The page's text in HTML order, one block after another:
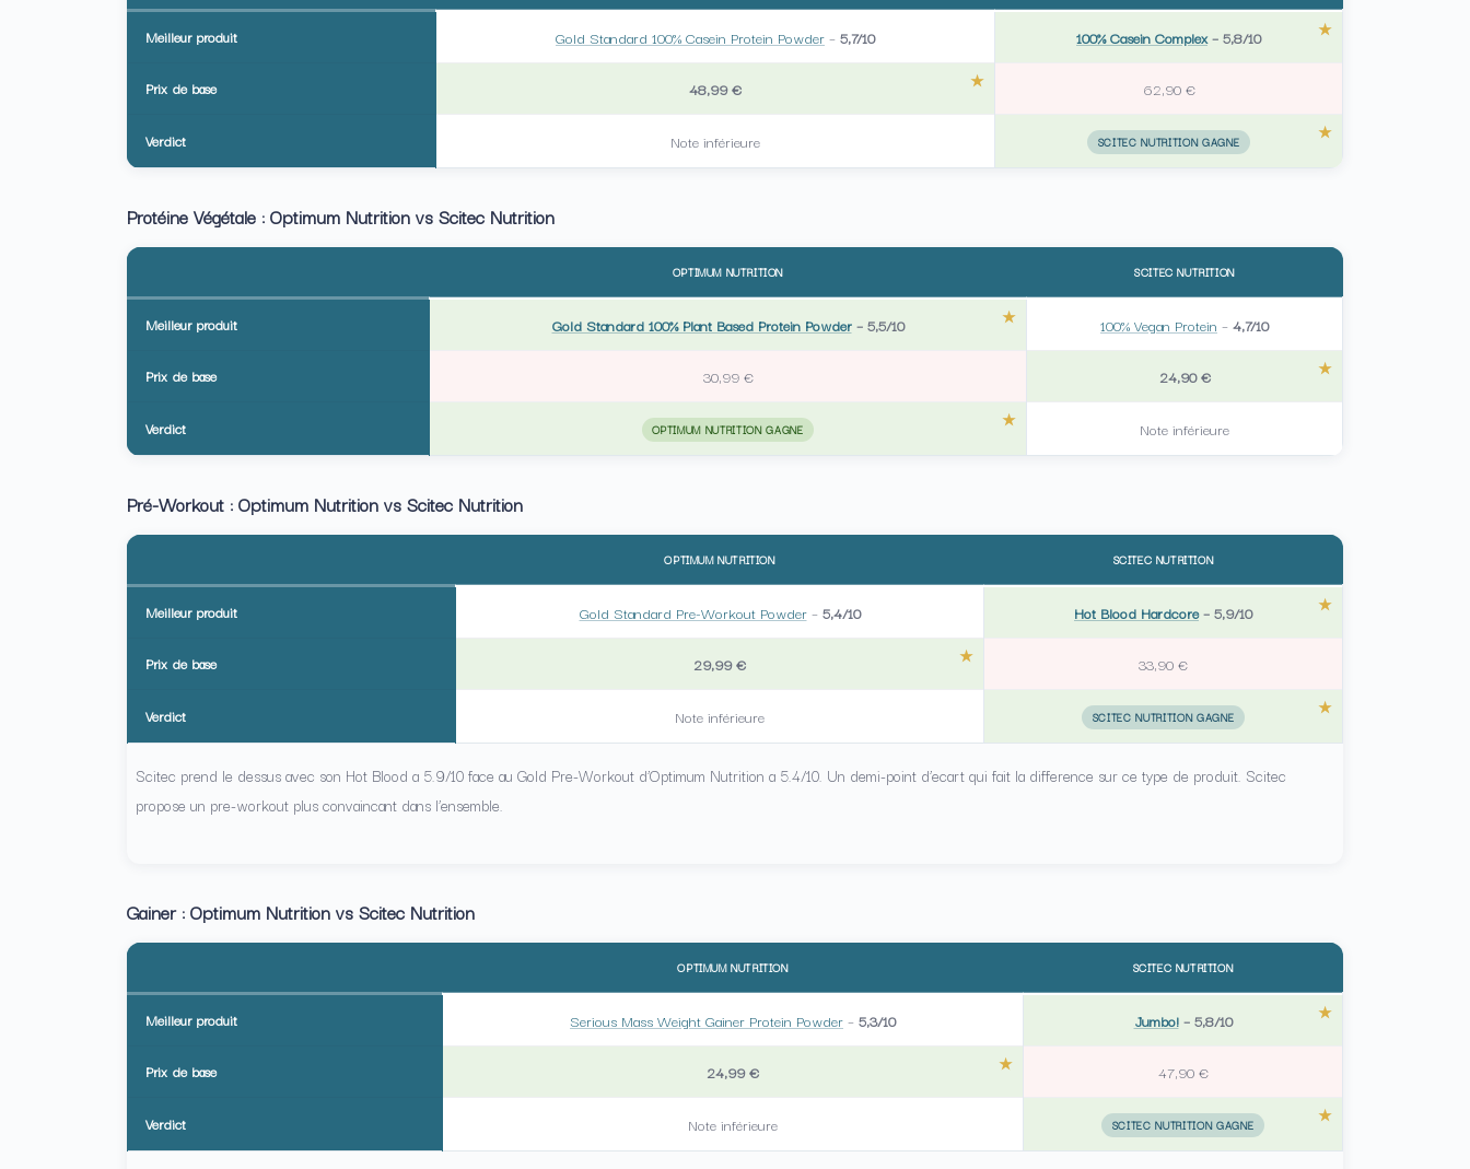
Meilleur produit Gold Standard 100% Casein Protein Powder – 5,7/10 100% Casein Complex– 5,8/10
Prix de base 48,99 € 62,90 €
Verdict Note inférieure SCITEC NUTRITION GAGNE
Protéine Végétale : Optimum Nutrition vs Scitec Nutrition
OPTIMUM NUTRITION SCITEC NUTRITION
Meilleur produit Gold Standard 100% Plant Based Protein Powder– 5,5/10 100% Vegan Protein – 4,7/10
Prix de base 30,99 € 24,90 €
Verdict OPTIMUM NUTRITION GAGNE Note inférieure
Pré-Workout : Optimum Nutrition vs Scitec Nutrition
OPTIMUM NUTRITION SCITEC NUTRITION
Meilleur produit Gold Standard Pre-Workout Powder– 5,4/10 Hot Blood Hardcore– 5,9/10
Prix de base 29,99 € 33,90 €
Verdict Note inférieure SCITEC NUTRITION GAGNE
Scitec prend le dessus avec son Hot Blood a 5.9/10 face au Gold Pre-Workout d’Optimum Nutrition a 5.4/10. Un demi-point d’ecart qui fait la difference sur ce type de produit. Scitec
propose un pre-workout plus convaincant dans l’ensemble.
Gainer : Optimum Nutrition vs Scitec Nutrition
OPTIMUM NUTRITION SCITEC NUTRITION
Meilleur produit Serious Mass Weight Gainer Protein Powder – 5,3/10 Jumbo!– 5,8/10
Prix de base 24,99 € 47,90 €
Verdict Note inférieure SCITEC NUTRITION GAGNE